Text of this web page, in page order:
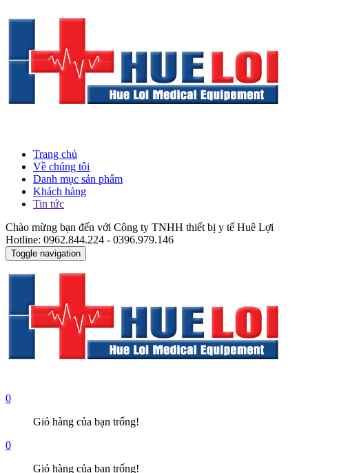
Trang chủ
Về chúng tôi
Danh mục sản phẩm
Khách hàng
Tin tức
Chào mừng bạn đến với Công ty TNHH thiết bị y tế Huê Lợi
Hotline: 0962.844.224 - 0396.979.146
Toggle navigation
0
Giỏ hàng của bạn trống!
0
Giỏ hàng của bạn trống!